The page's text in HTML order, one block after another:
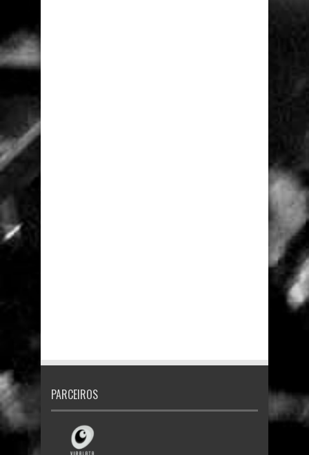
PARCEIROS